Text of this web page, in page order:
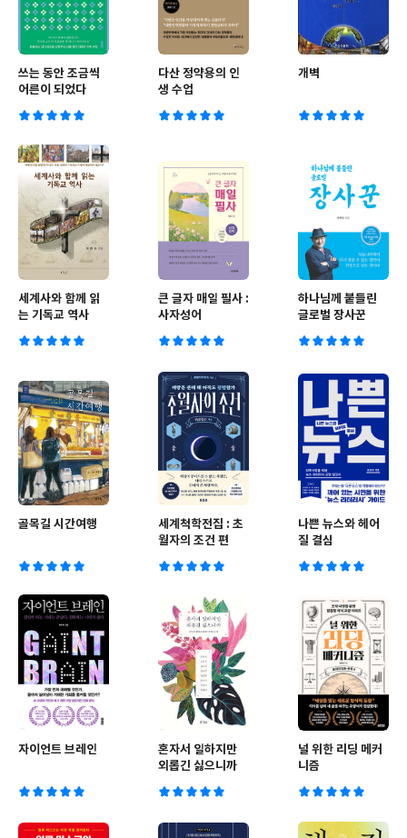
쓰는 동안 조금씩
어른이 되었다
다산 정약용의 인
생 수업
개벽
세계사와 함께 읽
는 기독교 역사
큰 글자 매일 필사 :
사자성어
하나님께 붙들린
글로벌 장사꾼
골목길 시간여행
세계척학전집 : 초
월자의 조건 편
나쁜 뉴스와 헤어
질 결심
자이언트 브레인
혼자서 일하지만
외롭긴 싫으니까
널 위한 리딩 메커
니즘